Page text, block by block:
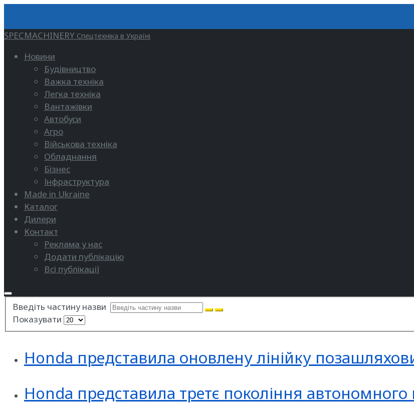
SPECMACHINERY Спецтехніка в Україні
Новини
Будівництво
Важка техніка
Легка техніка
Вантажівки
Автобуси
Агро
Військова техніка
Обладнання
Бізнес
Інфраструктура
Made in Ukraine
Каталог
Дилери
Контакт
Реклама у нас
Додати публікацію
Всі публікації
Введіть частину назви
Показувати
Honda представила оновлену лінійку
Honda представила третє покоління автономного